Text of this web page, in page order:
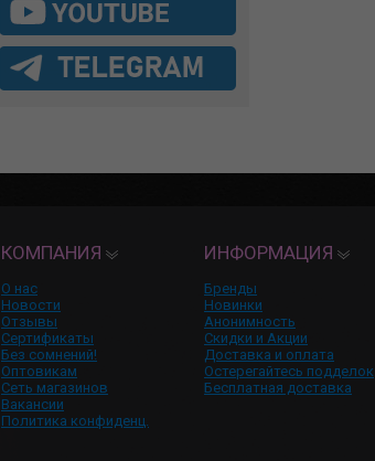
КОМПАНИЯ
О нас
Новости
Отзывы
Сертификаты
Без сомнений!
Оптовикам
Сеть магазинов
Вакансии
Политика конфиденц.
ИНФОРМАЦИЯ
Бренды
Новинки
Анонимность
Скидки и Акции
Доставка и оплата
Остерегайтесь подделок
Бесплатная доставка